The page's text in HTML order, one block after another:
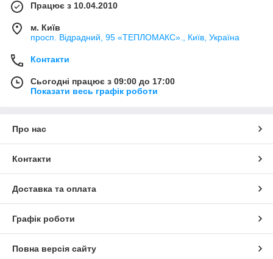
Працює з 10.04.2010
м. Київ
просп. Відрадний, 95 «ТЕПЛОМАКС»., Київ, Україна
Контакти
Сьогодні працює з 09:00 до 17:00
Показати весь графік роботи
Про нас
Контакти
Доставка та оплата
Графік роботи
Повна версія сайту